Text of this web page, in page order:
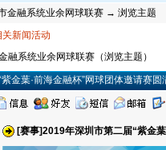
金融系统业余网球联赛 → 浏览主题
新闻活动
融系统业余网球联赛（浏览主题）
金葉·前海金融杯”网球团体邀请赛圆
[赛事]2019年深圳市第二届“紫金